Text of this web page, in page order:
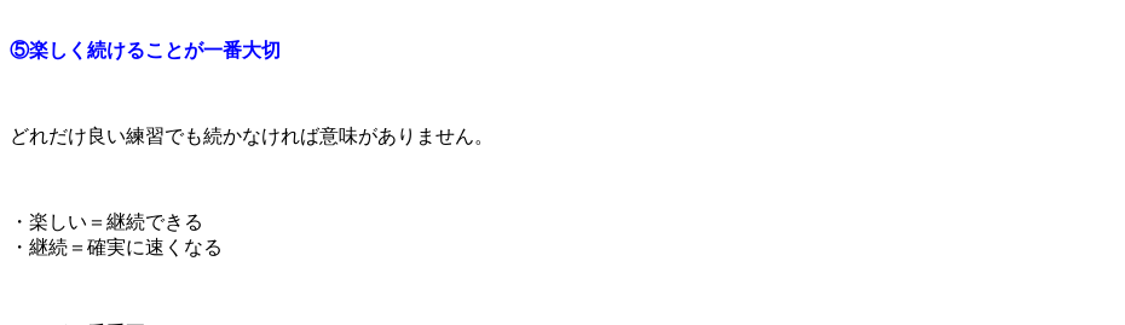
⑤楽しく続けることが一番大切
どれだけ良い練習でも続かなければ意味がありません。
・楽しい＝継続できる
・継続＝確実に速くなる